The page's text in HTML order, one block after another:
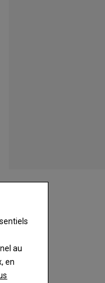
au
en